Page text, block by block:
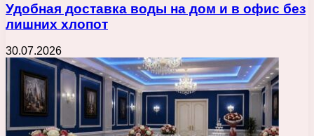
Удобная доставка воды на дом и в офис без
лишних хлопот
30.07.2026